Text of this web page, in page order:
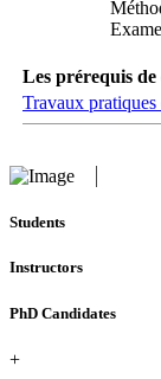
Les prérequis de
Travaux pratiques
Students
Instructors
PhD Candidates
+